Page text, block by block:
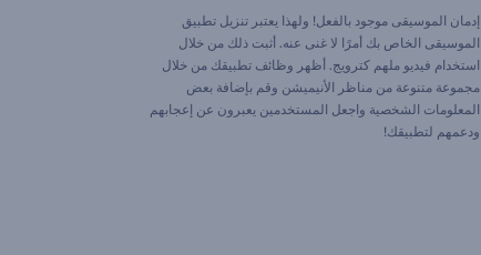
إدمان الموسيقى موجود بالفعل! ولهذا يعتبر تنزيل تطبيق
الموسيقى الخاص بك أمرًا لا غنى عنه. أثبت ذلك من خلال
استخدام فيديو ملهم كترويج. أظهر وظائف تطبيقك من خلال
مجموعة متنوعة من مناظر الأنيميشن وقم بإضافة بعض
المعلومات الشخصية واجعل المستخدمين يعبرون عن إعجابهم
ودعمهم لتطبيقك!